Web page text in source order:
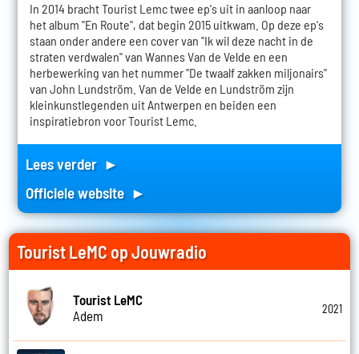
In 2014 bracht Tourist Lemc twee ep's uit in aanloop naar
het album "En Route", dat begin 2015 uitkwam. Op deze ep's
staan onder andere een cover van "Ik wil deze nacht in de
straten verdwalen" van Wannes Van de Velde en een
herbewerking van het nummer "De twaalf zakken miljonairs"
van John Lundström. Van de Velde en Lundström zijn
kleinkunstlegenden uit Antwerpen en beiden een
inspiratiebron voor Tourist Lemc.
Lees verder ►
Officiele website ►
Tourist LeMC op Jouwradio
Tourist LeMC
Adem
2021